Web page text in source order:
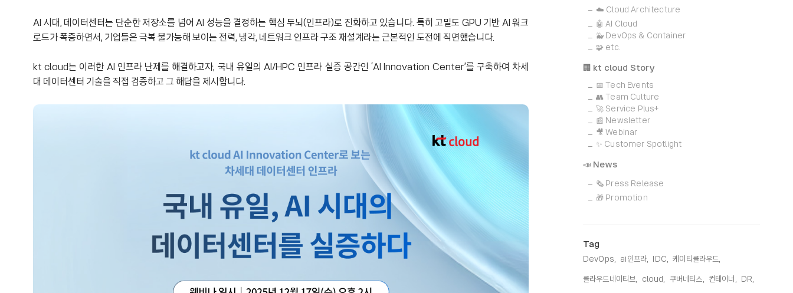
AI 시대, 데이터센터는 단순한 저장소를 넘어 AI 성능을 결정하는 핵심 두뇌(인프라)로 진화하고 있습니다. 특히 고밀도 GPU 기반 AI 워크
로드가 폭증하면서, 기업들은 극복 불가능해 보이는 전력, 냉각, 네트워크 인프라 구조 재설계라는 근본적인 도전에 직면했습니다.
kt cloud는 이러한 AI 인프라 난제를 해결하고자, 국내 유일의 AI/HPC 인프라 실증 공간인 ‘AI Innovation Center’를 구축하여 차세
대 데이터센터 기술을 직접 검증하고 그 해답을 제시합니다.
☁️ Cloud Architecture
🤖 AI Cloud
🐳 DevOps & Container
🧩 etc.
🏢 kt cloud Story
📅 Tech Events
👥 Team Culture
🚀 Service Plus+
📰 Newsletter
🎥 Webinar
✨ Customer Spotlight
📣 News
🗞️ Press Release
🎁 Promotion
Tag
DevOps, ai인프라, IDC, 케이티클라우드,
클라우드네이티브, cloud, 쿠버네티스, 컨테이너, DR,